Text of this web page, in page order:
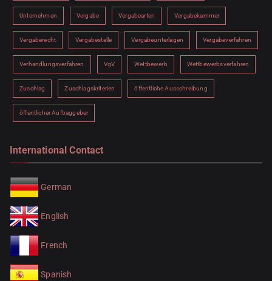
Unternehmen Vergabe Vergabearten Vergabekammer
Vergaberecht Vergabestelle Vergabeunterlagen Vergabeverfahren
Verhandlungsverfahren VgV Wettbewerb Wettbewerbsverfahren
Zuschlag Zuschlagskriterien öffentliche Ausschreibung
öffentlicher Auftraggeber
International Contact
German
English
French
Spanish